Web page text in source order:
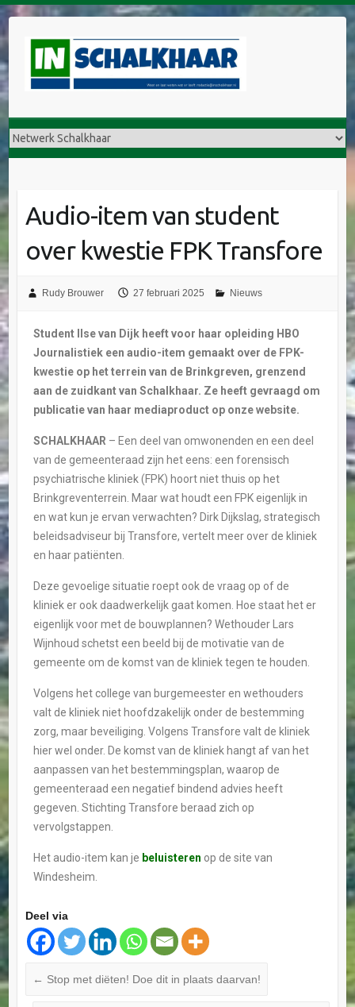
Audio-item van student
over kwestie FPK Transfore
Rudy Brouwer 27 februari 2025 Nieuws
Student Ilse van Dijk heeft voor haar opleiding HBO
Journalistiek een audio-item gemaakt over de FPK-
kwestie op het terrein van de Brinkgreven, grenzend
aan de zuidkant van Schalkhaar. Ze heeft gevraagd om
publicatie van haar mediaproduct op onze website.
SCHALKHAAR – Een deel van omwonenden en een deel
van de gemeenteraad zijn het eens: een forensisch
psychiatrische kliniek (FPK) hoort niet thuis op het
Brinkgreventerrein. Maar wat houdt een FPK eigenlijk in
en wat kun je ervan verwachten? Dirk Dijkslag, strategisch
beleidsadviseur bij Transfore, vertelt meer over de kliniek
en haar patiënten.
Deze gevoelige situatie roept ook de vraag op of de
kliniek er ook daadwerkelijk gaat komen. Hoe staat het er
eigenlijk voor met de bouwplannen? Wethouder Lars
Wijnhoud schetst een beeld bij de motivatie van de
gemeente om de komst van de kliniek tegen te houden.
Volgens het college van burgemeester en wethouders
valt de kliniek niet hoofdzakelijk onder de bestemming
zorg, maar beveiliging. Volgens Transfore valt de kliniek
hier wel onder. De komst van de kliniek hangt af van het
aanpassen van het bestemmingsplan, waarop de
gemeenteraad een negatief bindend advies heeft
gegeven. Stichting Transfore beraad zich op
vervolgstappen.
Het audio-item kan je beluisteren op de site van
Windesheim.
Deel via
← Stop met diëten! Doe dit in plaats daarvan!